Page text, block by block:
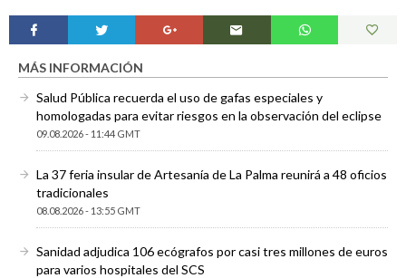
MÁS INFORMACIÓN
Salud Pública recuerda el uso de gafas especiales y
homologadas para evitar riesgos en la observación del eclipse
09.08.2026 - 11:44 GMT
La 37 feria insular de Artesanía de La Palma reunirá a 48 oficios
tradicionales
08.08.2026 - 13:55 GMT
Sanidad adjudica 106 ecógrafos por casi tres millones de euros
para varios hospitales del SCS